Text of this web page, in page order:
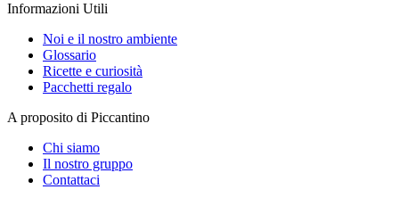
Informazioni Utili
Noi e il nostro ambiente
Glossario
Ricette e curiosità
Pacchetti regalo
A proposito di Piccantino
Chi siamo
Il nostro gruppo
Contattaci